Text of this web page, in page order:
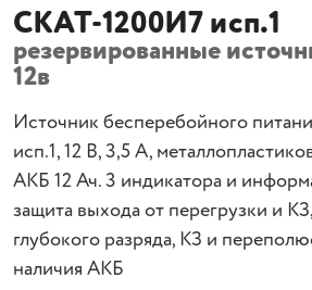
СКАТ-1200И7 исп.1
резервированные
12в
Источник бесперебойного
исп.1, 12 В, 3,5 А,
АКБ 12 Ач. 3 индикатора и
защита выхода от перегрузки и
глубокого разряда, КЗ и
наличия АКБ